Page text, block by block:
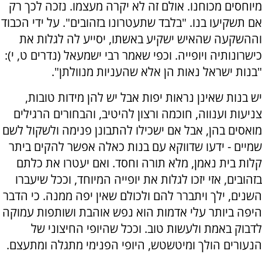
מיוחסים מכוחנו. אולם זה לא יקרה מעצמו. נזכה לכך רק
אם תשקיעו בנו. "בלבד שתעטרונו בזהובים". על ידי הכבוד
וההשקעה שהאיש ישקיע באשתו, יסייע לה לגלות את
כישרונותיה ויופייה. וכפי שאמר רבי ישמעאל (נדרים ט, י):
"בנות ישראל נאות הן אלא שהעניות מנוולתן".
יש בנות שאינן נראות יפות אבל יש להן מידות טובות,
צניעות וענווה, חוכמה ורצון להיטיב, והבחורים הרגילים
מואסים בהן, אבל אם ישכילו להתבונן פנימה ולשקול לשם
שמיים - ידעו שדווקא עם בנות כאלה אפשר להקים ביתר
קלות בית נאמן, מלא תורה וחסד. ואם יעטרו את כלתם
בזהובים, אזי יזכו לגלות את יופייה המיוחד, וככל שיעברו
השנים, ילך ויתברר להם ולכולם שאין יפה ממנה. כי הדבר
היפה ביותר עלי אדמות הוא נפש אוהבת ושותפות עמוקה
לדבוק באמת ולעשות טוב. וככל שהיופי החיצוני של
הנעורים הולך ומיטשטש, היופי הפנימי מתגלה ומתעצם.